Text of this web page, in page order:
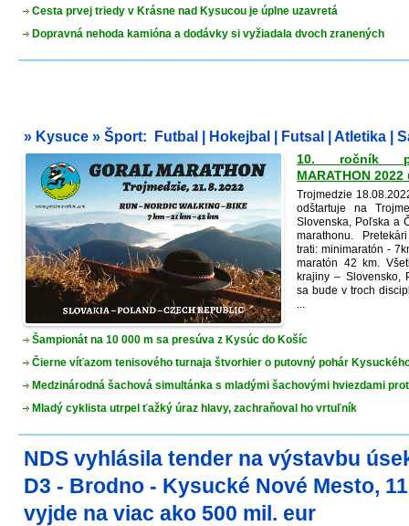
Cesta prvej triedy v Krásne nad Kysucou je úplne uzavretá
Dopravná nehoda kamióna a dodávky si vyžiadala dvoch zranených
» Kysuce » Šport: Futbal Hokejbal Futsal Atletika
10. ročník
MARATHON
Trojmedzie
odštartuje na
Slovenska, Poľska a
marathonu.
trati: minimaratón -
maratón 42 km.
krajiny – Slovensko,
sa bude v troch
...
Šampionát na 10 000 m sa presúva z Kysúc do Košíc
Čierne víťazom tenisového turnaja štvorhier o putovný pohár
Medzinárodná šachová simultánka s mladými šachovými hviezdami
Mladý cyklista utrpel ťažký úraz hlavy, zachraňoval ho vrtuľník
NDS vyhlásila tender na výstavbu
D3 - Brodno - Kysucké Nové Mesto,
vyjde na viac ako 500 mil. eur